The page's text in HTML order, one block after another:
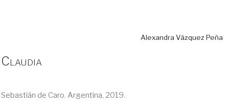
Alexandra Vázquez Peña
Claudia
Sebastián de Caro. Argentina, 2019.